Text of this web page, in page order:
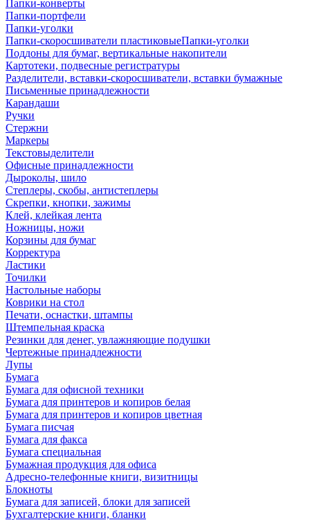
Папки-конверты
Папки-портфели
Папки-уголки
Папки-скоросшиватели пластиковыеПапки-уголки
Поддоны для бумаг, вертикальные накопители
Картотеки, подвесные регистратуры
Разделители, вставки-скоросшиватели, вставки бумажные
Письменные принадлежности
Карандаши
Ручки
Стержни
Маркеры
Текстовыделители
Офисные принадлежности
Дыроколы, шило
Степлеры, скобы, антистеплеры
Скрепки, кнопки, зажимы
Клей, клейкая лента
Ножницы, ножи
Корзины для бумаг
Корректура
Ластики
Точилки
Настольные наборы
Коврики на стол
Печати, оснастки, штампы
Штемпельная краска
Резинки для денег, увлажняющие подушки
Чертежные принадлежности
Лупы
Бумага
Бумага для офисной техники
Бумага для принтеров и копиров белая
Бумага для принтеров и копиров цветная
Бумага писчая
Бумага для факса
Бумага специальная
Бумажная продукция для офиса
Адресно-телефонные книги, визитницы
Блокноты
Бумага для записей, блоки для записей
Бухгалтерские книги, бланки